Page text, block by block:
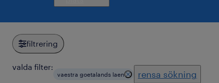
filtrering
valda filter:
vaestra goetalands laen rensa sökning